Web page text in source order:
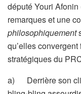
député Youri
remarques et une
philosophiquement
qu’elles
stratégiques du
a) Derrière son